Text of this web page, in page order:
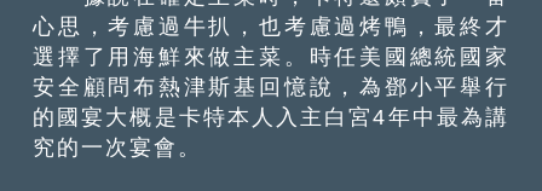
心思，考慮過牛扒，也考慮過烤鴨，最終才
選擇了用海鮮來做主菜。時任美國總統國家
安全顧問布熱津斯基回憶說，為鄧小平舉行
的國宴大概是卡特本人入主白宮4年中最為講
究的一次宴會。